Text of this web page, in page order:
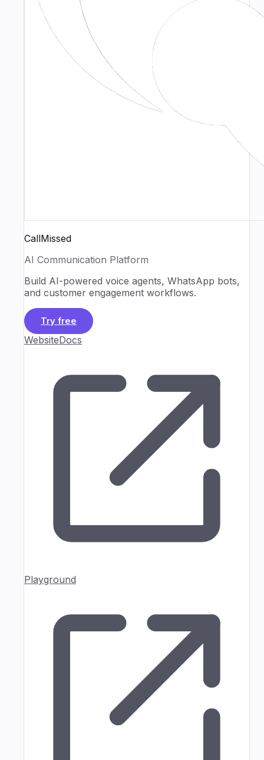
CallMissed
AI Communication Platform
Build AI-powered voice agents, WhatsApp bots,
and customer engagement workflows.
Try free
WebsiteDocs
Playground